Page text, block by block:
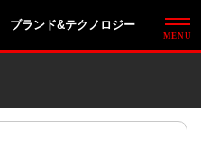
ブランド&テクノロジー